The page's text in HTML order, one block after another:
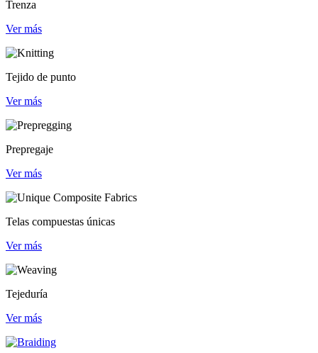
Trenza
Ver más
Tejido de punto
Ver más
Prepregaje
Ver más
Telas compuestas únicas
Ver más
Tejeduría
Ver más